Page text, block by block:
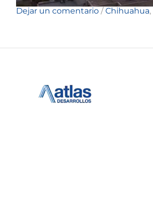
Dejar un comentario /Chihuahua,